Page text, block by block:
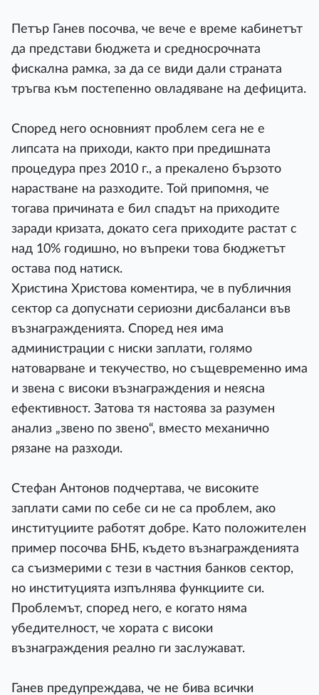
Петър Ганев посочва, че вече е време кабинетът
да представи бюджета и средносрочната
фискална рамка, за да се види дали страната
тръгва към постепенно овладяване на дефицита.
Според него основният проблем сега не е
липсата на приходи, както при предишната
процедура през 2010 г., а прекалено бързото
нарастване на разходите. Той припомня, че
тогава причината е бил спадът на приходите
заради кризата, докато сега приходите растат с
над 10% годишно, но въпреки това бюджетът
остава под натиск.
Христина Христова коментира, че в публичния
сектор са допуснати сериозни дисбаланси във
възнагражденията. Според нея има
администрации с ниски заплати, голямо
натоварване и текучество, но същевременно има
и звена с високи възнаграждения и неясна
ефективност. Затова тя настоява за разумен
анализ „звено по звено“, вместо механично
рязане на разходи.
Стефан Антонов подчертава, че високите
заплати сами по себе си не са проблем, ако
институциите работят добре. Като положителен
пример посочва БНБ, където възнагражденията
са съизмерими с тези в частния банков сектор,
но институцията изпълнява функциите си.
Проблемът, според него, е когато няма
убедителност, че хората с високи
възнаграждения реално ги заслужават.
Ганев предупреждава, че не бива всички